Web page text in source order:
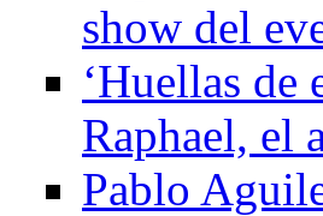
show del
‘Huellas de
Raphael, el
Pablo